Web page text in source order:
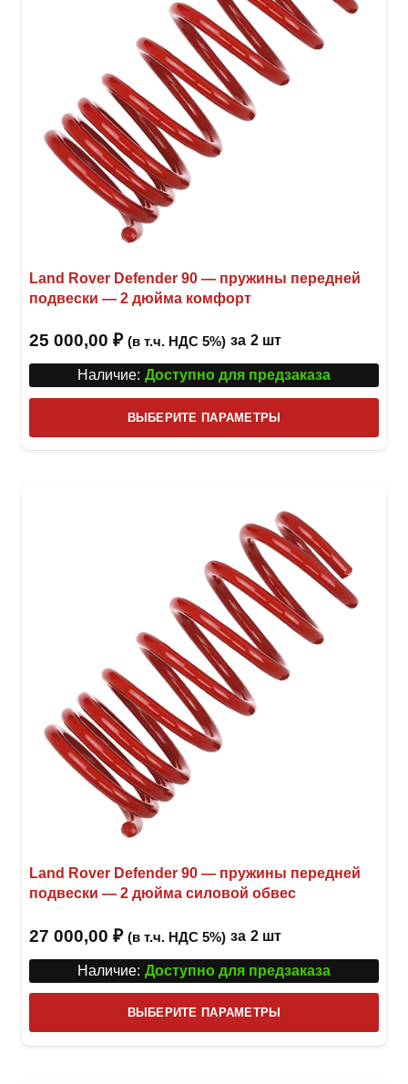
Land Rover Defender 90 — пружины передней
подвески — 2 дюйма комфорт
25 000,00 ₽ (в т.ч. НДС 5%) за 2 шт
Наличие: Доступно для предзаказа
ВЫБЕРИТЕ ПАРАМЕТРЫ
товар
Land Rover Defender 90 — пружины передней
подвески — 2 дюйма силовой обвес
27 000,00 ₽ (в т.ч. НДС 5%) за 2 шт
Наличие: Доступно для предзаказа
ВЫБЕРИТЕ ПАРАМЕТРЫ
товар